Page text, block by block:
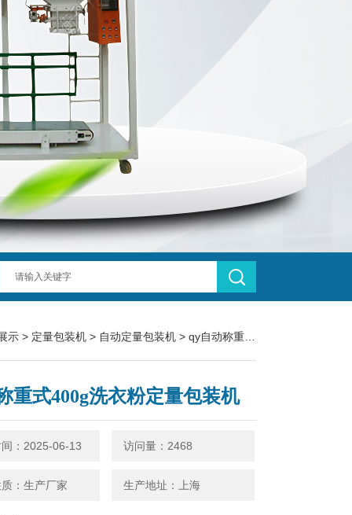
示 > 定量包装机 > 自动定量包装机 > qy自动称重式400g洗衣粉定量包装机
重式400g洗衣粉定量包装机
：2025-06-13 访问量：2468
：生产厂家 生产地址：上海